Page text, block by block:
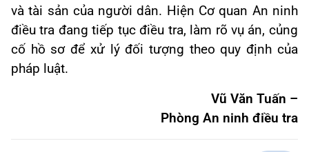
và tài sản của người dân. Hiện Cơ quan An ninh
điều tra đang tiếp tục điều tra, làm rõ vụ án, củng
cố hồ sơ để xử lý đối tượng theo quy định của
pháp luật.
Vũ Văn Tuấn –
Phòng An ninh điều tra